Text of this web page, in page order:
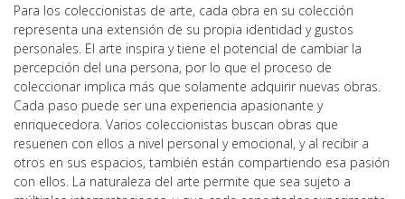
Para los coleccionistas de arte, cada obra en su colección
representa una extensión de su propia identidad y gustos
personales. El arte inspira y tiene el potencial de cambiar la
percepción del una persona, por lo que el proceso de
coleccionar implica más que solamente adquirir nuevas obras.
Cada paso puede ser una experiencia apasionante y
enriquecedora. Varios coleccionistas buscan obras que
resuenen con ellos a nivel personal y emocional, y al recibir a
otros en sus espacios, también están compartiendo esa pasión
con ellos. La naturaleza del arte permite que sea sujeto a